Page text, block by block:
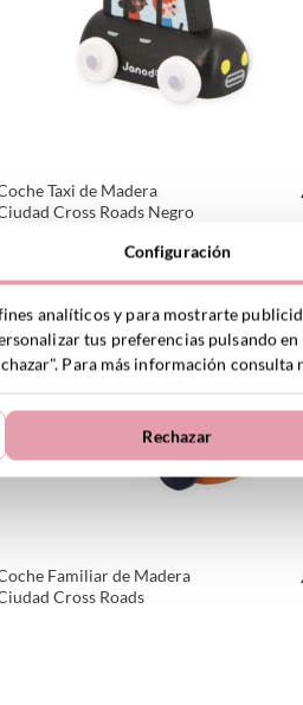
Taxi de Madera
Cross Roads Negro
VER PRODUCTO
Familiar de Madera
Cross Roads
Configuración
analíticos y para mostrarte
tus preferencias pulsando
Para más información consulta
Rechazar